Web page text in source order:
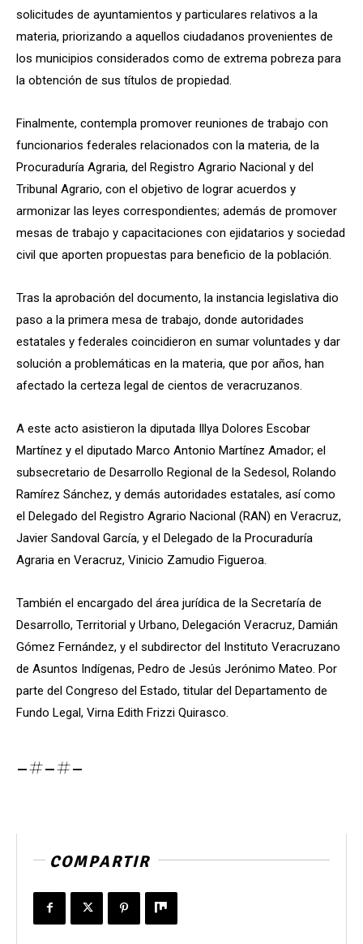
solicitudes de ayuntamientos y particulares relativos a la
materia, priorizando a aquellos ciudadanos provenientes de
los municipios considerados como de extrema pobreza para
la obtención de sus títulos de propiedad.
Finalmente, contempla promover reuniones de trabajo con
funcionarios federales relacionados con la materia, de la
Procuraduría Agraria, del Registro Agrario Nacional y del
Tribunal Agrario, con el objetivo de lograr acuerdos y
armonizar las leyes correspondientes; además de promover
mesas de trabajo y capacitaciones con ejidatarios y sociedad
civil que aporten propuestas para beneficio de la población.
Tras la aprobación del documento, la instancia legislativa dio
paso a la primera mesa de trabajo, donde autoridades
estatales y federales coincidieron en sumar voluntades y dar
solución a problemáticas en la materia, que por años, han
afectado la certeza legal de cientos de veracruzanos.
A este acto asistieron la diputada Illya Dolores Escobar
Martínez y el diputado Marco Antonio Martínez Amador; el
subsecretario de Desarrollo Regional de la Sedesol, Rolando
Ramírez Sánchez, y demás autoridades estatales, así como
el Delegado del Registro Agrario Nacional (RAN) en Veracruz,
Javier Sandoval García, y el Delegado de la Procuraduría
Agraria en Veracruz, Vinicio Zamudio Figueroa.
También el encargado del área jurídica de la Secretaría de
Desarrollo, Territorial y Urbano, Delegación Veracruz, Damián
Gómez Fernández, y el subdirector del Instituto Veracruzano
de Asuntos Indígenas, Pedro de Jesús Jerónimo Mateo. Por
parte del Congreso del Estado, titular del Departamento de
Fundo Legal, Virna Edith Frizzi Quirasco.
-#-#-
COMPARTIR